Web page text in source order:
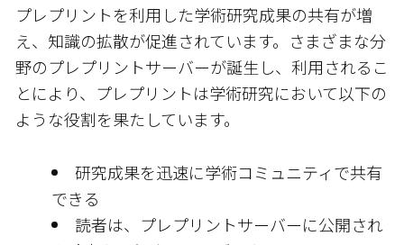
プレプリントを利用した学術研究成果の共有が増
え、知識の拡散が促進されています。さまざまな分
野のプレプリントサーバーが誕生し、利用されるこ
とにより、プレプリントは学術研究において以下の
ような役割を果たしています。
研究成果を迅速に学術コミュニティで共有
できる
読者は、プレプリントサーバーに公開され